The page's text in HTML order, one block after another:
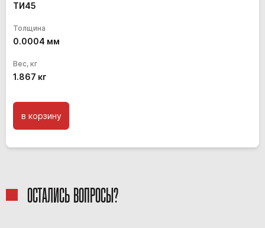
ТИ45
Толщина
0.0004 мм
Вес, кг
1.867 кг
в корзину
ОСТАЛИСЬ ВОПРОСЫ?